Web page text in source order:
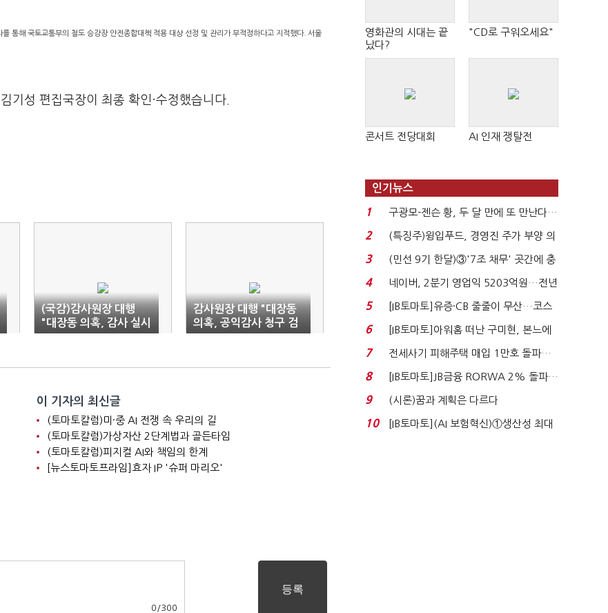
통해 국토교통부의 철도 승강장 안전종합대책 적용 대상 선정 및 관리가 부적정하다고 지적했다. 서울
기성 편집국장이 최종 확인·수정했습니다.
(국감)감사원장 대행
"대장동 의혹, 감사 실시
검토"
감사원장 대행 "대장동
의혹, 공익감사 청구 검
토 착수"
이 기자의 최신글
(토마토칼럼)미·중 AI 전쟁 속 우리의 길
(토마토칼럼)가상자산 2단계법과 골든타임
(토마토칼럼)피지컬 AI와 책임의 한계
[뉴스토마토프라임]효자 IP '슈퍼 마리오'
0 /300
영화관의 시대는 끝
났다?
"CD로 구워오세요"
콘서트 전당대회 AI 인재 쟁탈전
인기뉴스
1
구광모-젠슨 황, 두 달 만에 또 만난다…
로봇·AI 등 논...
2
(특징주)윙입푸드, 경영진 주가 부양 의
지에 상한가...
3
(민선 9기 한달)③'7조 채무' 곳간에 충
격…추미애, 20년...
4
네이버, 2분기 영업익 5203억원…전년
비 0.2% 감소...
5
[IB토마토]유증·CB 줄줄이 무산…코스
닥 벌점 급증에 ...
6
[IB토마토]아워홈 떠난 구미현, 본느에
340억 베팅…가...
7
전세사기 피해주택 매입 1만호 돌파…
누적 피해자 4만2...
8
[IB토마토]JB금융 RORWA 2% 돌파…
실적 견인은 은행 ...
9 (시론)꿈과 계획은 다르다
10
[IB토마토](AI 보험혁신)①생산성 최대